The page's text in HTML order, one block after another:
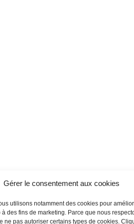
Gérer le consentement aux cookies
utilisons notamment des cookies pour
des fins de marketing. Parce que nous
ne pas autoriser certains types de cookies.